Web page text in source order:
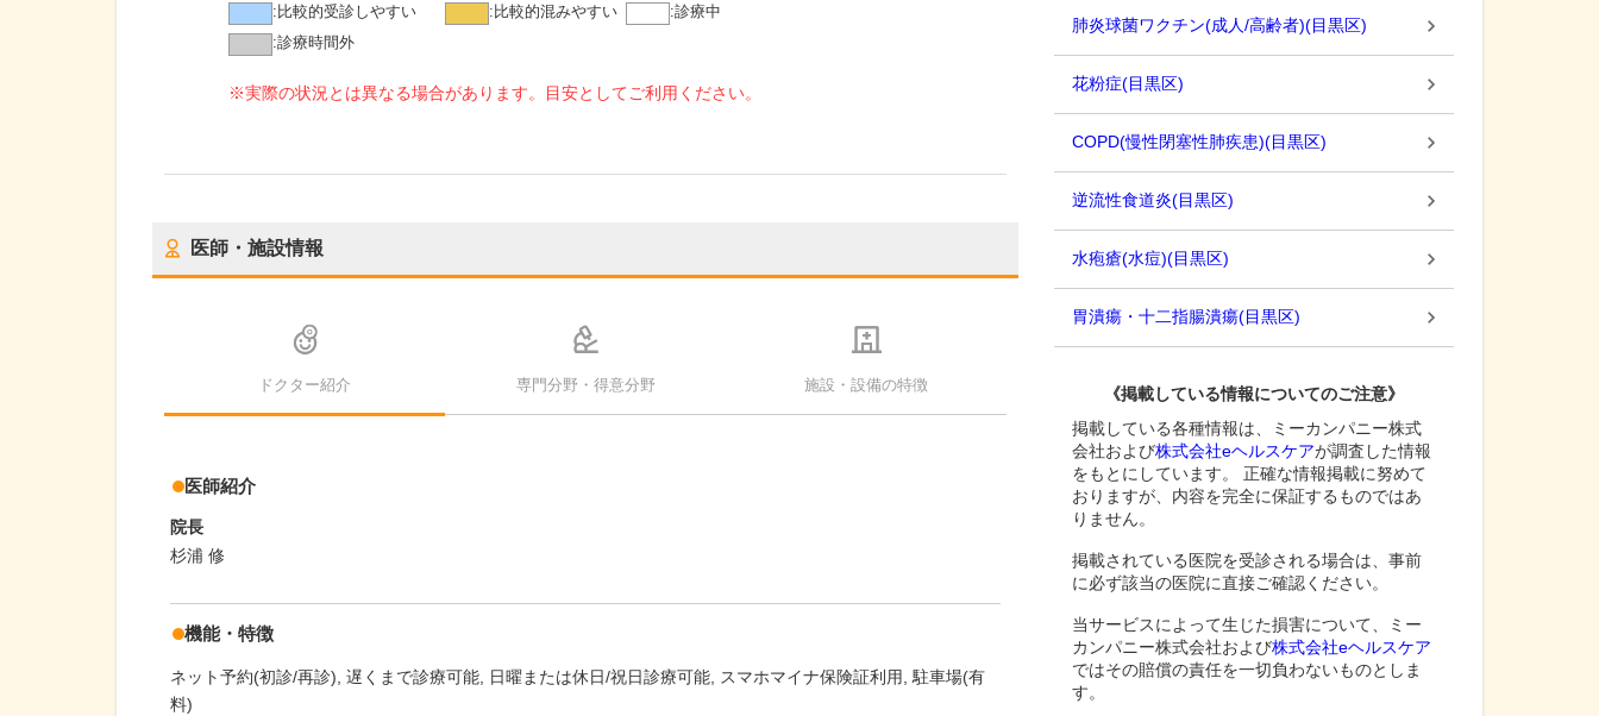
: 比較的受診しやすい : 比較的混みやすい :診療中
:診療時間外
※実際の状況とは異なる場合があります。目安としてご利用ください。
医師・施設情報
ドクター紹介 専門分野・得意分野 施設・設備の特徴
医師紹介
院長
杉浦 修
機能・特徴
ネット予約(初診/再診) 遅くまで診療可能 日曜または休日/祝日診療可能 スマホマイナ保険証利用
駐車場(有
料)
肺炎球菌ワクチン(成人/高齢者)(目黒区)
花粉症(目黒区)
COPD(慢性閉塞性肺疾患)(目黒区)
逆流性食道炎(目黒区)
水疱瘡(水痘)(目黒区)
胃潰瘍・十二指腸潰瘍(目黒区)
《掲載している情報についてのご注意》
掲載している各種情報は、ミーカンパニー株式
会社および株式会社eヘルスケアが調査した情報
をもとにしています。 正確な情報掲載に努めて
おりますが、内容を完全に保証するものではあ
りません。
掲載されている医院を受診される場合は、事前
に必ず該当の医院に直接ご確認ください。
当サービスによって生じた損害について、ミー
カンパニー株式会社および株式会社eヘルスケア
ではその賠償の責任を一切負わないものとしま
す。